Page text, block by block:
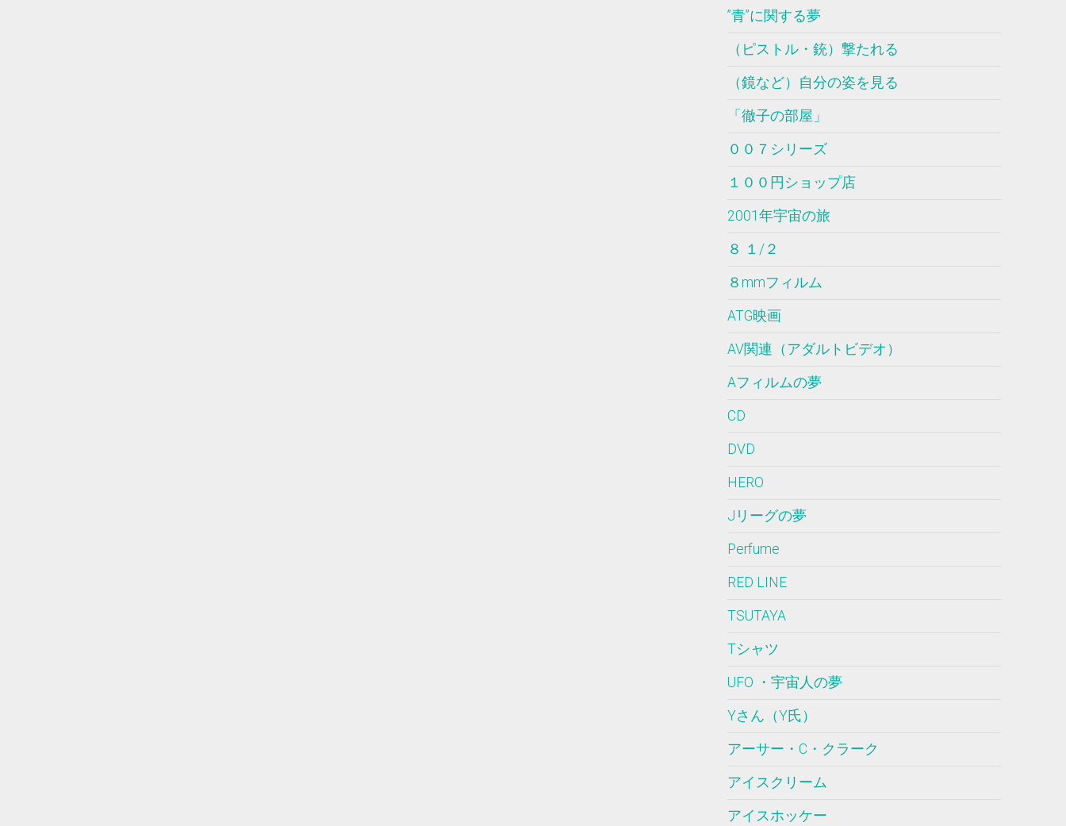
”青”に関する夢
（ピストル・銃）撃たれる
（鏡など）自分の姿を見る
「徹子の部屋」
００７シリーズ
１００円ショップ店
2001年宇宙の旅
８ １/２
８mmフィルム
ATG映画
AV関連（アダルトビデオ）
Aフィルムの夢
CD
DVD
HERO
Jリーグの夢
Perfume
RED LINE
TSUTAYA
Tシャツ
UFO ・宇宙人の夢
Yさん（Y氏）
アーサー・C・クラーク
アイスクリーム
アイスホッケー